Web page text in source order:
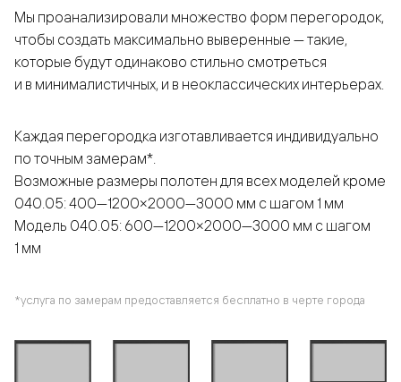
Мы проанализировали множество форм перегородок,
чтобы создать максимально выверенные — такие,
которые будут одинаково стильно смотреться
и в минималистичных, и в неоклассических интерьерах.
Каждая перегородка изготавливается индивидуально
по точным замерам*.
Возможные размеры полотен для всех моделей кроме
040.05: 400—1200×2000—3000 мм с шагом 1 мм
Модель 040.05: 600—1200×2000—3000 мм с шагом
1 мм
*услуга по замерам предоставляется бесплатно в черте города